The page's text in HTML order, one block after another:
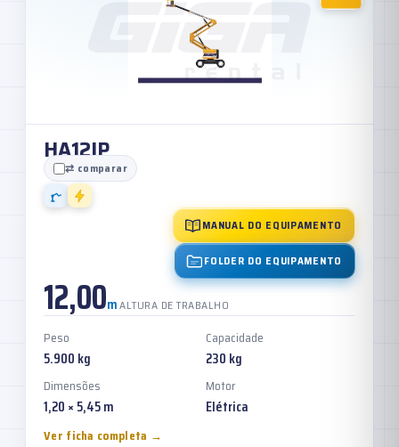
HA12IP
⇄ comparar
MANUAL DO EQUIPAMENTO
FOLDER DO EQUIPAMENTO
12,00mALTURA DE TRABALHO
Peso
5.900 kg
Capacidade
230 kg
Dimensões
1,20 × 5,45 m
Motor
Elétrica
Ver ficha completa →